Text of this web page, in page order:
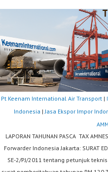
Pt Keenam International Air Transport|
Indonesia | Jasa Ekspor Impor
LAPORAN TAHUNAN PASCA TAX
Forwarder Indonesia Jakarta: SURAT
SE-2/PJ/2011 tentang petunjuk